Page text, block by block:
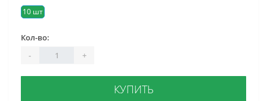
10 шт
Кол-во:
-
+
КУПИТЬ